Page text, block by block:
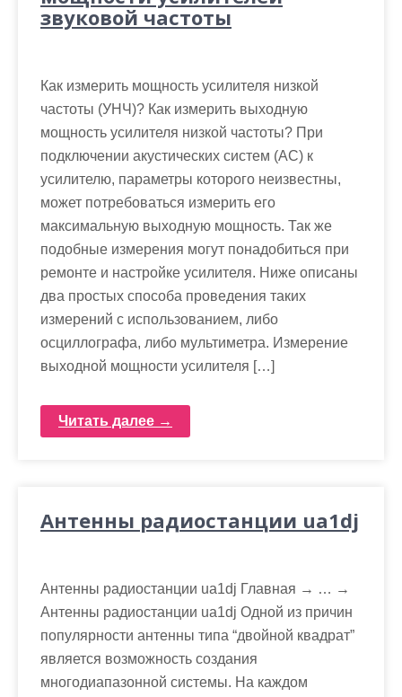
звуковой частоты
Как измерить мощность усилителя низкой
частоты (УНЧ)? Как измерить выходную
мощность усилителя низкой частоты? При
подключении акустических систем (АС) к
усилителю, параметры которого неизвестны,
может потребоваться измерить его
максимальную выходную мощность. Так же
подобные измерения могут понадобиться при
ремонте и настройке усилителя. Ниже описаны
два простых способа проведения таких
измерений с использованием, либо
осциллографа, либо мультиметра. Измерение
выходной мощности усилителя […]
Читать далее →
Антенны радиостанции ua1dj
Антенны радиостанции ua1dj Главная → … →
Антенны радиостанции ua1dj Одной из причин
популярности антенны типа “двойной квадрат”
является возможность создания
многодиапазонной системы. На каждом